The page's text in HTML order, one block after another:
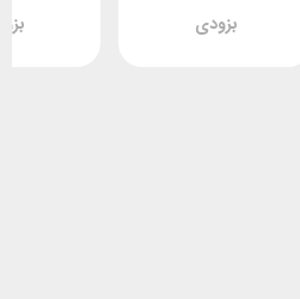
بزودی